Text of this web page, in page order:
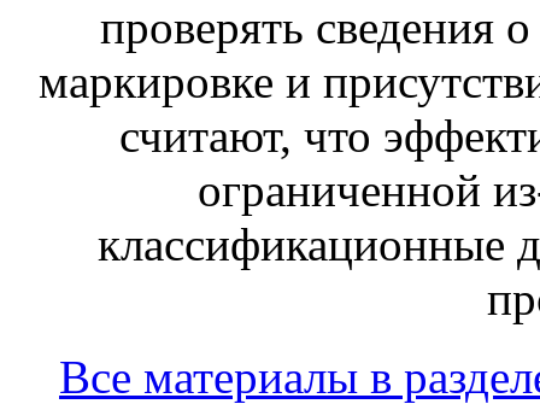
проверять сведения
маркировке и
считают, что
ограниченной
классификационные
Все материалы в